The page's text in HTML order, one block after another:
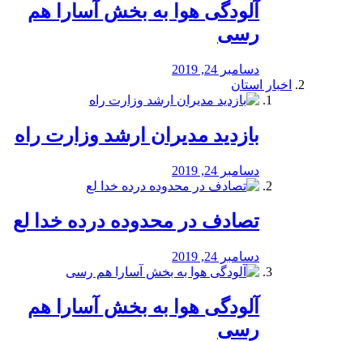
آلودگی هوا به بخش آسارا هم
رسی
دسامبر 24, 2019
اخبار استان
بازدید مدیران ارشد وزارت راه
دسامبر 24, 2019
تصادف در محدوده درده خدا لع
دسامبر 24, 2019
آلودگی هوا به بخش آسارا هم
رسی